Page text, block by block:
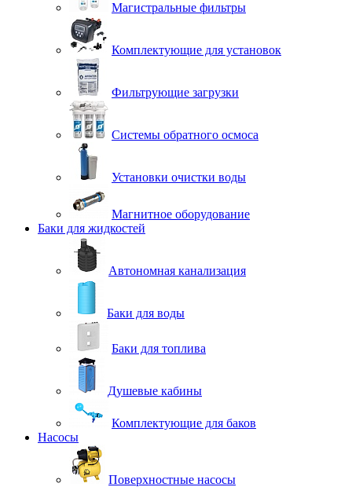
Магистральные фильтры
Комплектующие для установок
Фильтрующие загрузки
Системы обратного осмоса
Установки очистки воды
Магнитное оборудование
Баки для жидкостей
Автономная канализация
Баки для воды
Баки для топлива
Душевые кабины
Комплектующие для баков
Насосы
Поверхностные насосы